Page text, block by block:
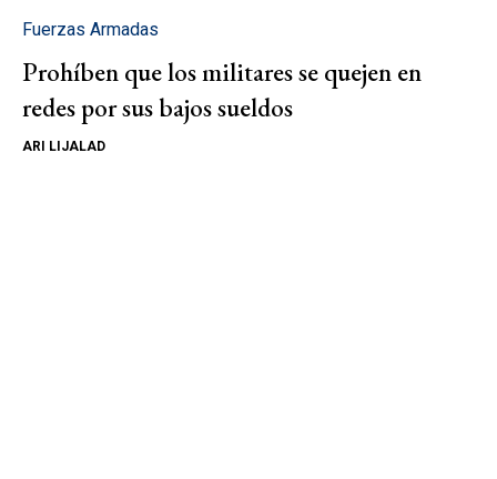
Fuerzas Armadas
Prohíben que los militares se quejen en
redes por sus bajos sueldos
ARI LIJALAD